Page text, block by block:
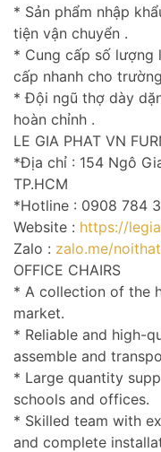
* Sản phẩm nhập
tiện vận chuyển .
* Cung cấp số lượng
cấp nhanh cho
* Đội ngũ thợ dày
hoàn chỉnh .
LE GIA PHAT VN
*Địa chỉ : 154 Ngô
TP.HCM
*Hotline : 0908 784
Website : https://
Zalo : zalo.me/
OFFICE CHAIRS
* A collection of the
market.
* Reliable and high-
assemble and
* Large quantity
schools and offices.
* Skilled team with
and complete